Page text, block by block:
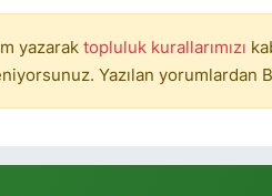
yazarak topluluk kurallarımızı
Yazılan